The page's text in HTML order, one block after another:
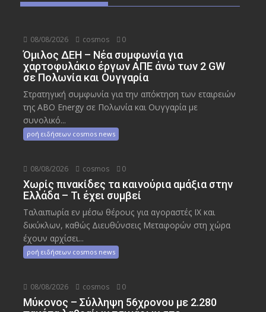
08/08/2026 cosmos 0
Όμιλος ΔΕΗ – Νέα συμφωνία για
χαρτοφυλάκιο έργων ΑΠΕ άνω των 2 GW
σε Πολωνία και Ουγγαρία
Στρατηγική συμφωνία για την απόκτηση των εταιρειών
της ABO Energy σε Πολωνία και Ουγγαρία με
συνολικό...
ροή ειδήσεων cosmos news
08/08/2026 cosmos 0
Χωρίς πινακίδες τα καινούρια αμάξια στην
Ελλάδα – Τι έχει συμβεί
Ταλαιπωρία εν μέσω θέρους για αγοραστές ΙΧ και
δικύκλων, καθώς Διευθύνσεις Μεταφορών στη χώρα
έχουν αρχίσει...
ροή ειδήσεων cosmos news
08/08/2026 cosmos 0
Μύκονος – Σύλληψη 56χρονου με 2.280